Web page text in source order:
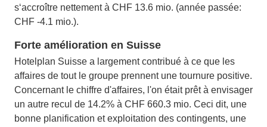
s‘accroître nettement à CHF 13.6 mio. (année passée:
CHF -4.1 mio.).
Forte amélioration en Suisse
Hotelplan Suisse a largement contribué à ce que les
affaires de tout le groupe prennent une tournure positive.
Concernant le chiffre d'affaires, l'on était prêt à envisager
un autre recul de 14.2% à CHF 660.3 mio. Ceci dit, une
bonne planification et exploitation des contingents, une